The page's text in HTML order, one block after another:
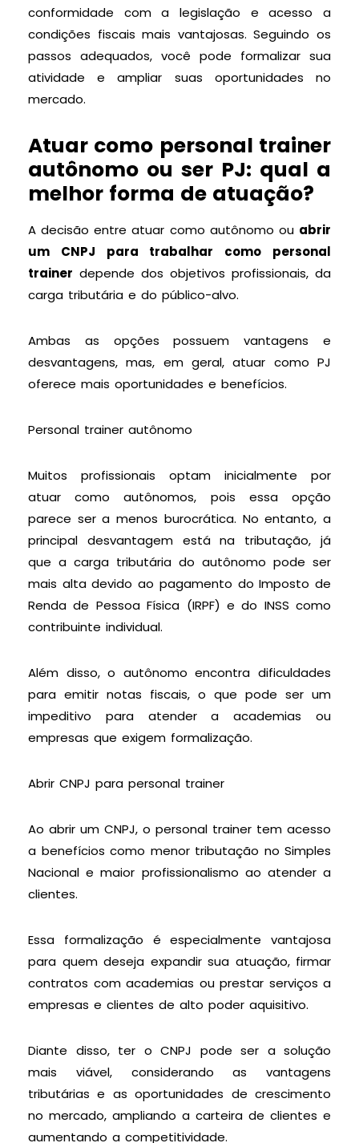
conformidade com a legislação e acesso a
condições fiscais mais vantajosas. Seguindo os
passos adequados, você pode formalizar sua
atividade e ampliar suas oportunidades no
mercado.
Atuar como personal trainer
autônomo ou ser PJ: qual a
melhor forma de atuação?
A decisão entre atuar como autônomo ou abrir
um CNPJ para trabalhar como personal
trainer depende dos objetivos profissionais, da
carga tributária e do público-alvo.
Ambas as opções possuem vantagens e
desvantagens, mas, em geral, atuar como PJ
oferece mais oportunidades e benefícios.
Personal trainer autônomo
Muitos profissionais optam inicialmente por
atuar como autônomos, pois essa opção
parece ser a menos burocrática. No entanto, a
principal desvantagem está na tributação, já
que a carga tributária do autônomo pode ser
mais alta devido ao pagamento do Imposto de
Renda de Pessoa Física (IRPF) e do INSS como
contribuinte individual.
Além disso, o autônomo encontra dificuldades
para emitir notas fiscais, o que pode ser um
impeditivo para atender a academias ou
empresas que exigem formalização.
Abrir CNPJ para personal trainer
Ao abrir um CNPJ, o personal trainer tem acesso
a benefícios como menor tributação no Simples
Nacional e maior profissionalismo ao atender a
clientes.
Essa formalização é especialmente vantajosa
para quem deseja expandir sua atuação, firmar
contratos com academias ou prestar serviços a
empresas e clientes de alto poder aquisitivo.
Diante disso, ter o CNPJ pode ser a solução
mais viável, considerando as vantagens
tributárias e as oportunidades de crescimento
no mercado, ampliando a carteira de clientes e
aumentando a competitividade.